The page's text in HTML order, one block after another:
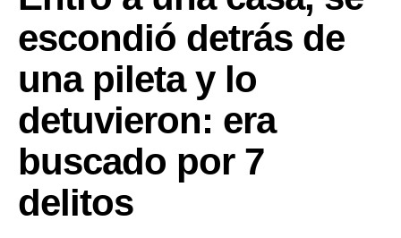
escondió detrás de
una pileta y lo
detuvieron: era
buscado por 7
delitos